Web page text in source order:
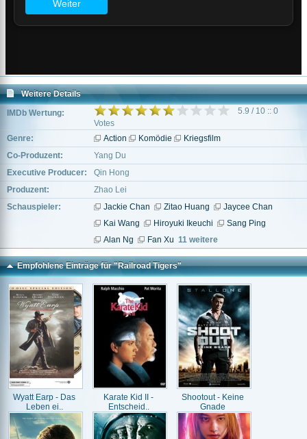
Weitere Details
IMDb Wertung:
5.9 / 10 :: 0
Votes
Genre:
Action Komödie
Kriegsfilm
Co-Produzent:
Yang Du
Executive Producer:
Qin Hong
Produzent:
Zhao Lei
Schauspieler:
Jackie Chan Zitao Huang
Jaycee Chan
Kai Wang
Hiroyuki Ikeuchi
Sang Ping
Alan Ng
Fan Xu 11 weitere
Empfohlene Einträge für "Railroad Tigers"
Wyatt Earp - Das
Leben ei..
Karate Kid II -
Entscheid..
Shootout - Keine
Gnade